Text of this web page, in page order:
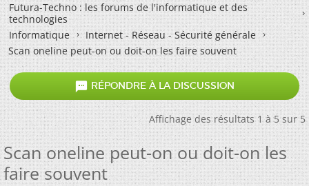
Futura-Techno : les forums de l'informatique et des
technologies
Informatique
Internet - Réseau - Sécurité générale
Scan oneline peut-on ou doit-on les faire souvent
 RÉPONDRE À LA DISCUSSION
Affichage des résultats 1 à 5 sur 5
Scan oneline peut-on ou doit-on les
faire souvent